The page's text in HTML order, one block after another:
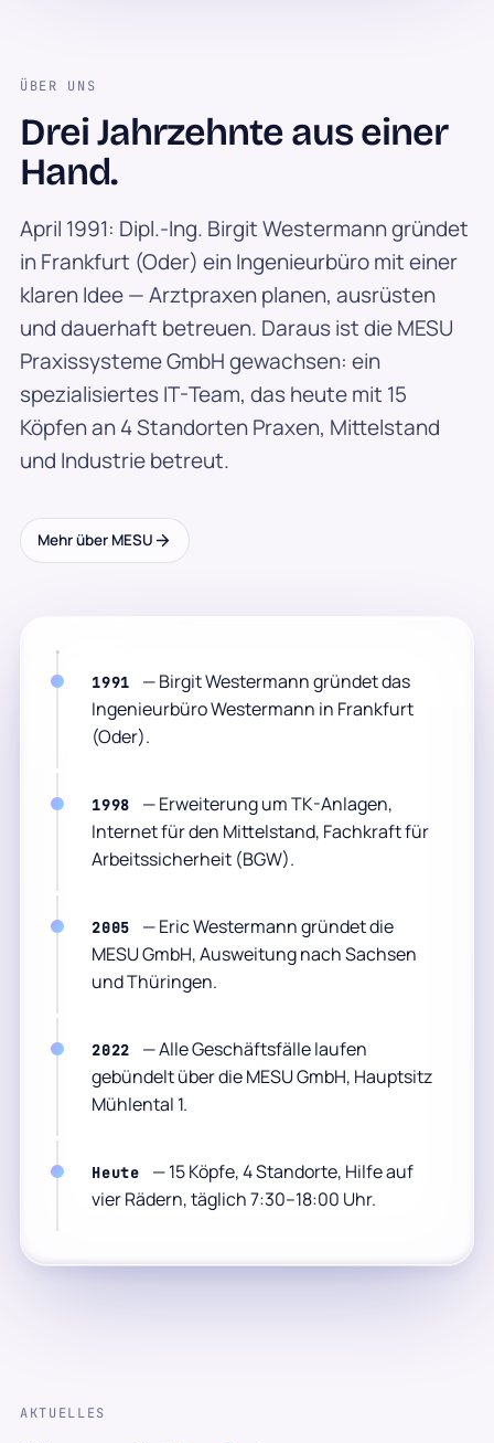
ÜBER UNS
Drei Jahrzehnte aus einer
Hand.
April 1991: Dipl.-Ing. Birgit Westermann gründet
in Frankfurt (Oder) ein Ingenieurbüro mit einer
klaren Idee — Arztpraxen planen, ausrüsten
und dauerhaft betreuen. Daraus ist die MESU
Praxissysteme GmbH gewachsen: ein
spezialisiertes IT-Team, das heute mit 15
Köpfen an 4 Standorten Praxen, Mittelstand
und Industrie betreut.
Mehr über MESU
1991
— Birgit Westermann gründet das
Ingenieurbüro Westermann in Frankfurt
(Oder).
1998
— Erweiterung um TK-Anlagen,
Internet für den Mittelstand, Fachkraft für
Arbeitssicherheit (BGW).
2005
— Eric Westermann gründet die
MESU GmbH, Ausweitung nach Sachsen
und Thüringen.
2022
— Alle Geschäftsfälle laufen
gebündelt über die MESU GmbH, Hauptsitz
Mühlental 1.
Heute
— 15 Köpfe, 4 Standorte, Hilfe auf
vier Rädern, täglich 7:30–18:00 Uhr.
AKTUELLES